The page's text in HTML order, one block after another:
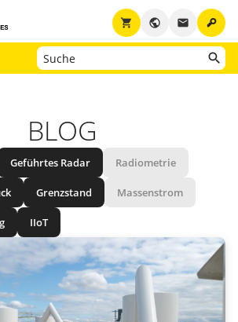
key
email
public
shopping_cart
BLOG
Geführtes Radar Radiometrie
Grenzstand Massenstrom
IIoT